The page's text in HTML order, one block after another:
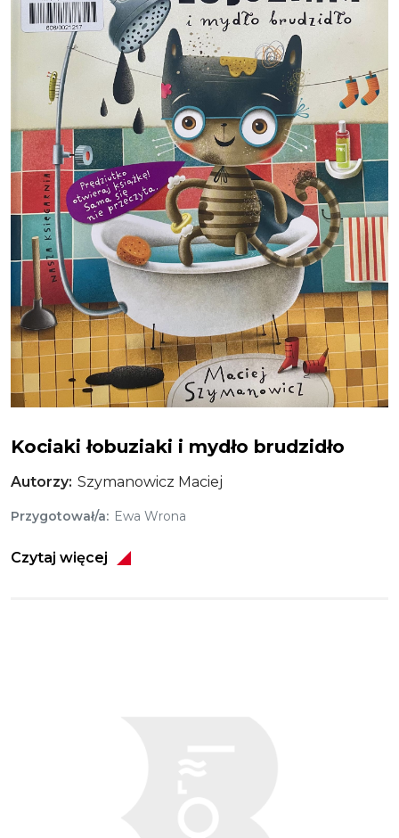
Kociaki łobuziaki i mydło brudzidło
Autorzy Szymanowicz Maciej
Przygotował/a Ewa Wrona
Czytaj więcej